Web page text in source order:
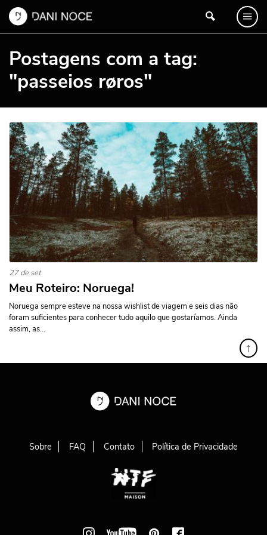
Postagens com a tag:
"passeios røros"
27 de set
Meu Roteiro: Noruega!
Noruega sempre esteve na nossa wishlist de viagem e seis dias não
foram suficientes para conhecer tudo aquilo que gostaríamos. Ainda
assim, as...
↑
Sobre FAQ Contato Política de Privacidade